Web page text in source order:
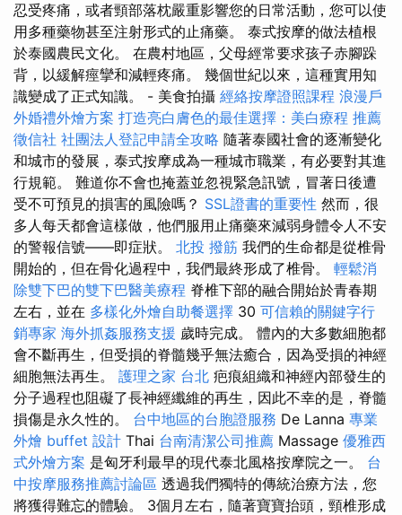
忍受疼痛，或者頸部落枕嚴重影響您的日常活動，您可以使
用多種藥物甚至注射形式的止痛藥。 泰式按摩的做法植根
於泰國農民文化。 在農村地區，父母經常要求孩子赤腳跺
背，以緩解痙攣和減輕疼痛。 幾個世紀以來，這種實用知
識變成了正式知識。 - 美食拍攝 經絡按摩證照課程 浪漫戶
外婚禮外燴方案 打造亮白膚色的最佳選擇：美白療程 推薦
徵信社 社團法人登記申請全攻略 隨著泰國社會的逐漸變化
和城市的發展，泰式按摩成為一種城市職業，有必要對其進
行規範。 難道你不會也掩蓋並忽視緊急訊號，冒著日後遭
受不可預見的損害的風險嗎？ SSL證書的重要性 然而，很
多人每天都會這樣做，他們服用止痛藥來減弱身體令人不安
的警報信號——即症狀。 北投 撥筋 我們的生命都是從椎骨
開始的，但在骨化過程中，我們最終形成了椎骨。 輕鬆消
除雙下巴的雙下巴醫美療程 脊椎下部的融合開始於青春期
左右，並在 多樣化外燴自助餐選擇 30 可信賴的關鍵字行
銷專家 海外抓姦服務支援 歲時完成。 體內的大多數細胞都
會不斷再生，但受損的脊髓幾乎無法癒合，因為受損的神經
細胞無法再生。 護理之家 台北 疤痕組織和神經內部發生的
分子過程也阻礙了長神經纖維的再生，因此不幸的是，脊髓
損傷是永久性的。 台中地區的台胞證服務 De Lanna 專業
外燴 buffet 設計 Thai 台南清潔公司推薦 Massage 優雅西
式外燴方案 是匈牙利最早的現代泰北風格按摩院之一。 台
中按摩服務推薦討論區 透過我們獨特的傳統治療方法，您
將獲得難忘的體驗。 3個月左右，隨著寶寶抬頭，頸椎形成